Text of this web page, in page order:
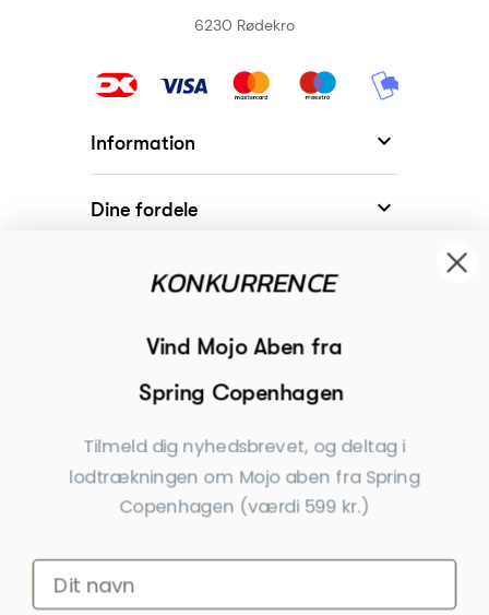
6230 Rødekro
Information 
Dine fordele 
Modtager
Begivenheder
Inspiration
Tilmeld dig nyhedsbrevet
Få nyheder, tips og tilbud før andre
Ja tak, tilmeld mig
KONKURRENCE
Vind Mojo Aben fra
Spring Copenhagen
Tilmeld dig nyhedsbrevet, og deltag i
lodtrækningen om Mojo aben fra Spring
Copenhagen (værdi 599 kr.)